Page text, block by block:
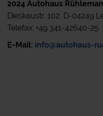
2024 Autohaus
Dieskaustr. 102, D-04249
Telefax: +49 341-42640-25
E-Mail: info@autohaus-